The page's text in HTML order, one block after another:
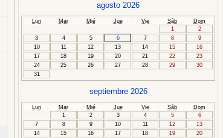
agosto 2026
Lun Mar Mié Jue Vie Sáb
Dom
1
2
3
4 5 6 7 8
9
10
11 12 13 14 15
16
17
18 19 20 21 22
23
24
25 26 27 28 29
30
31
septiembre 2026
Lun Mar Mié Jue Vie Sáb
Dom
1
2 3 4 5
6
7
8 9 10 11 12
13
14
15 16 17 18 19
20